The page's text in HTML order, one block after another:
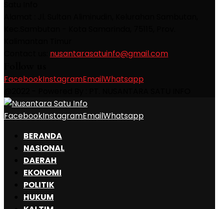
nusantarasatuinfo@gmail.com
FacebookInstagramEmailWhatsapp
FacebookInstagramEmailWhatsapp
BERANDA
NASIONAL
DAERAH
EKONOMI
POLITIK
HUKUM